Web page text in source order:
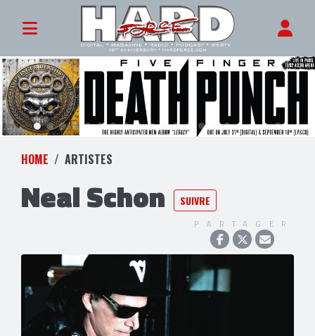
HOME ARTISTES
Neal Schon SUIVRE
PARTAGER